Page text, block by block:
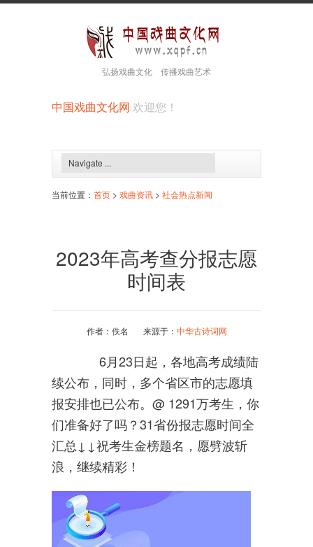
弘扬戏曲文化 传播戏曲艺术
中国戏曲文化网 欢迎您！
当前位置： 首页 > 戏曲资讯 > 社会热点新闻
2023年高考查分报志愿
时间表
作者：佚名 来源于： 中华古诗词网
6月23日起，各地高考成绩陆
续公布，同时，多个省区市的志愿填
报安排也已公布。@ 1291万考生，你
们准备好了吗？31省份报志愿时间全
汇总↓↓祝考生金榜题名，愿劈波斩
浪，继续精彩！